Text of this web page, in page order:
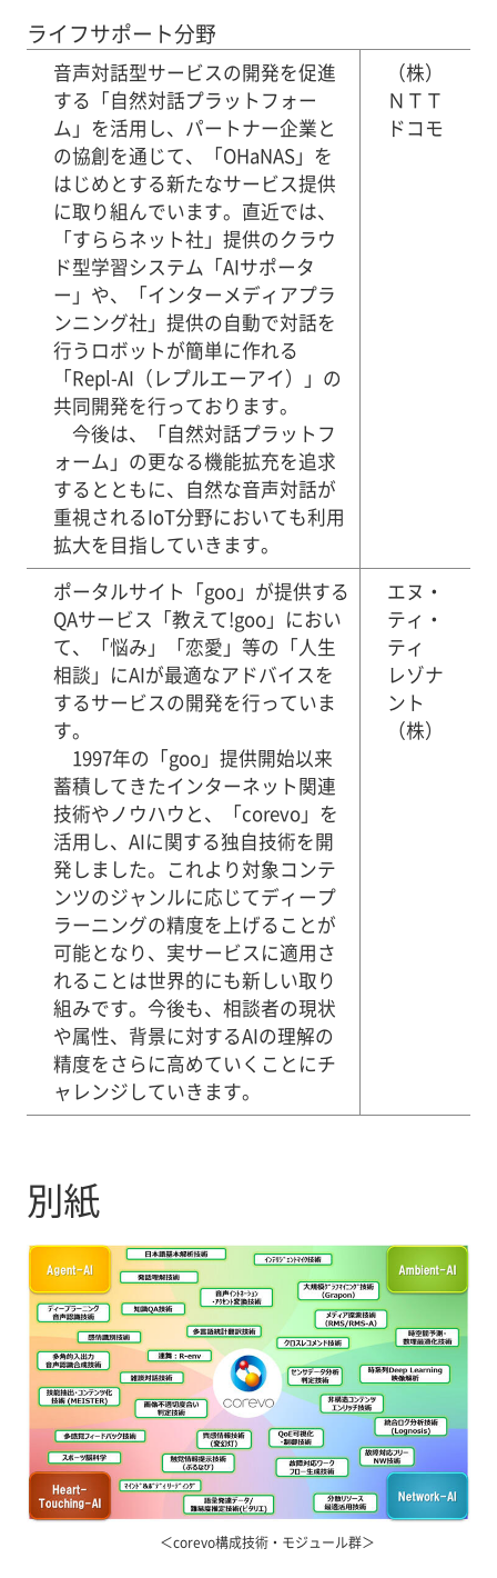
ライフサポート分野
音声対話型サービスの開発を促進
する「自然対話プラットフォー
ム」を活用し、パートナー企業と
の協創を通じて、「OHaNAS」を
はじめとする新たなサービス提供
に取り組んでいます。直近では、
「すららネット社」提供のクラウ
ド型学習システム「AIサポータ
ー」や、「インターメディアプラ
ンニング社」提供の自動で対話を
行うロボットが簡単に作れる
「Repl-AI（レプルエーアイ）」の
共同開発を行っております。
今後は、「自然対話プラットフ
ォーム」の更なる機能拡充を追求
するとともに、自然な音声対話が
重視されるIoT分野においても利用
拡大を目指していきます。
（株）
ＮＴＴ
ドコモ
ポータルサイト「goo」が提供する
QAサービス「教えて!goo」におい
て、「悩み」「恋愛」等の「人生
相談」にAIが最適なアドバイスを
するサービスの開発を行っていま
す。
1997年の「goo」提供開始以来
蓄積してきたインターネット関連
技術やノウハウと、「corevo」を
活用し、AIに関する独自技術を開
発しました。これより対象コンテ
ンツのジャンルに応じてディープ
ラーニングの精度を上げることが
可能となり、実サービスに適用さ
れることは世界的にも新しい取り
組みです。今後も、相談者の現状
や属性、背景に対するAIの理解の
精度をさらに高めていくことにチ
ャレンジしていきます。
エヌ・
ティ・
ティ
レゾナ
ント
（株）
別紙
＜corevo構成技術・モジュール群＞